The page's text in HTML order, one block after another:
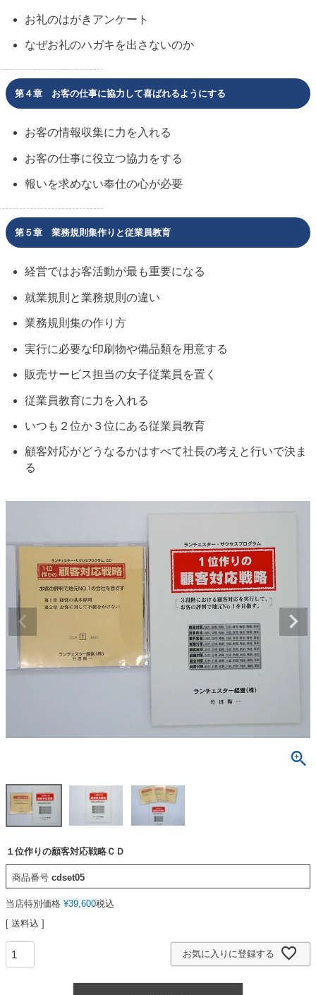
お礼のはがきアンケート
なぜお礼のハガキを出さないのか
第４章 お客の仕事に協力して喜ばれるようにする
お客の情報収集に力を入れる
お客の仕事に役立つ協力をする
報いを求めない奉仕の心が必要
第５章 業務規則集作りと従業員教育
経営ではお客活動が最も重要になる
就業規則と業務規則の違い
業務規則集の作り方
実行に必要な印刷物や備品類を用意する
販売サービス担当の女子従業員を置く
従業員教育に力を入れる
いつも２位か３位にある従業員教育
顧客対応がどうなるかはすべて社長の考えと行いで決ま
る
１位作りの顧客対応戦略ＣＤ
商品番号 cdset05
当店特別価格 ¥39,600税込
送料込
お気に入りに登録する